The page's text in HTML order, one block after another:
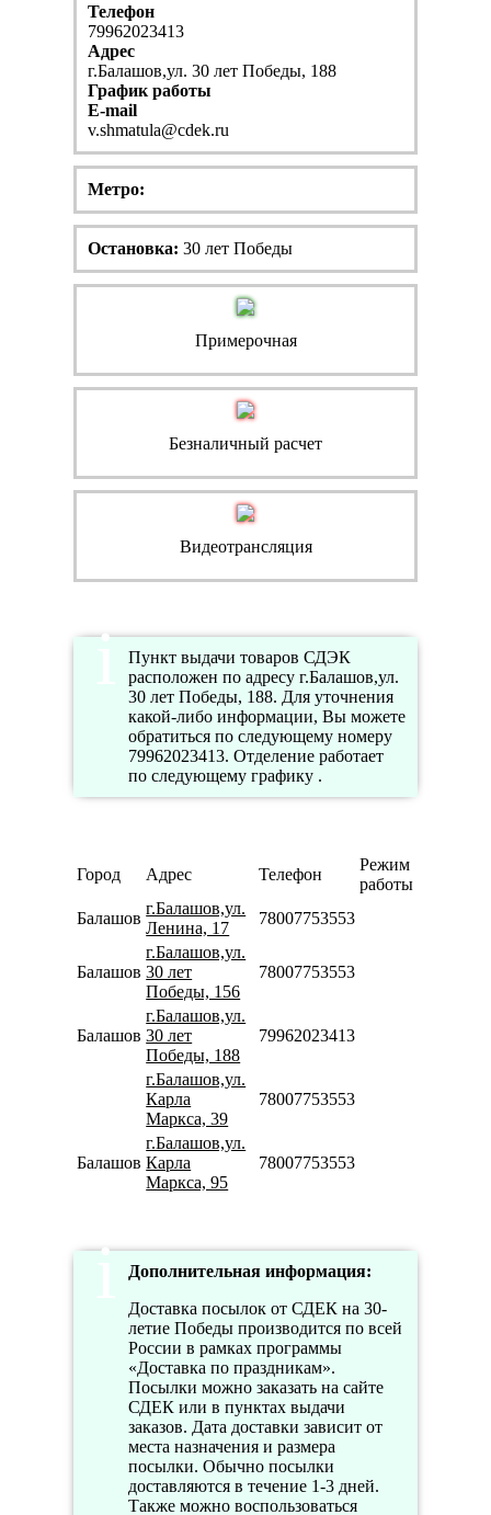
Телефон
79962023413
Адрес
г.Балашов,ул. 30 лет Победы, 188
График работы
E-mail
v.shmatula@cdek.ru
Метро:
Остановка: 30 лет Победы
Примерочная
Безналичный расчет
Видеотрансляция
Пункт выдачи товаров СДЭК
расположен по адресу г.Балашов,ул.
30 лет Победы, 188. Для уточнения
какой-либо информации, Вы можете
обратиться по следующему номеру
79962023413. Отделение работает
по следующему графику .
Город Адрес Телефон
Режим
работы
Балашов
г.Балашов,ул.
Ленина, 17
78007753553
Балашов
г.Балашов,ул.
30 лет
Победы, 156
78007753553
Балашов
г.Балашов,ул.
30 лет
Победы, 188
79962023413
г.Балашов,ул.
Карла
Маркса, 39
78007753553
Балашов
г.Балашов,ул.
Карла
Маркса, 95
78007753553
Дополнительная информация:
Доставка посылок от СДЕК на 30-
летие Победы производится по всей
России в рамках программы
«Доставка по праздникам».
Посылки можно заказать на сайте
СДЕК или в пунктах выдачи
заказов. Дата доставки зависит от
места назначения и размера
посылки. Обычно посылки
доставляются в течение 1-3 дней.
Также можно воспользоваться